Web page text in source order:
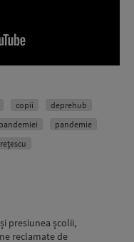
copii
deprehub
pandemie
presiunea școlii,
reclamate de